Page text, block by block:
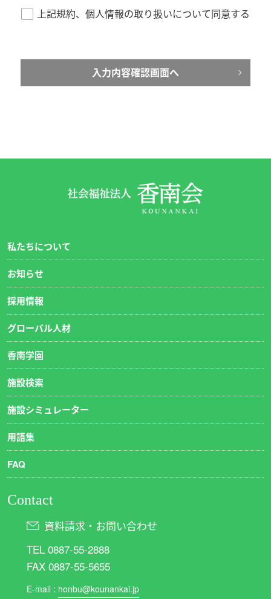
またご提供いただいた個人情報は、同意を得ずに第三
ムよりお問い合わせください。
なお、お問い合わせいただいた時点で、当法人の個人
上記規約、個人情報の取り扱いについて同意する
入力内容確認画面へ
私たちについて
お知らせ
採用情報
グローバル人材
香南学園
施設検索
施設シミュレーター
用語集
FAQ
Contact
資料請求・お問い合わせ
TEL 0887-55-2888
FAX 0887-55-5655
E-mail : honbu@kounankai.jp